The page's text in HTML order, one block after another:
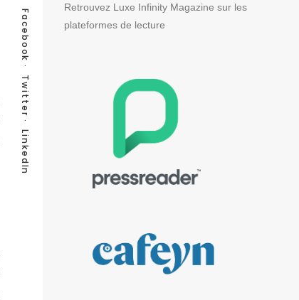
Facebook
Twitter
LinkedIn
Retrouvez Luxe Infinity Magazine sur les
plateformes de lecture